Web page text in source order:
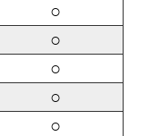
○
○
○
○
○